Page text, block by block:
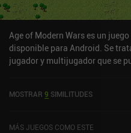
Age of Modern Wars es un
disponible para Android. Se
jugador y multijugador que se
Modern Wars se lanzó en
MOSTRAR 9 SIMILITUDES
MÁS JUEGOS COMO ESTE